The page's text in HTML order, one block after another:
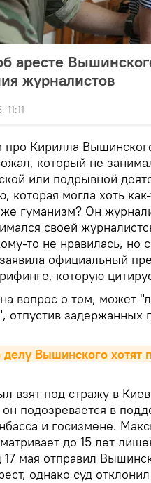
аресте
журналистов
Кирилла
который не
или подрывной
которая могла хоть
гуманизм? Он
своей
то не нравилась, но
заявила официальный
которую
вопрос о том, может
отпустив задержанных
Вышинского хотят
взят под стражу в
он подозревается в
и госизмене.
до 15 лет
17 мая отправил
однако суд